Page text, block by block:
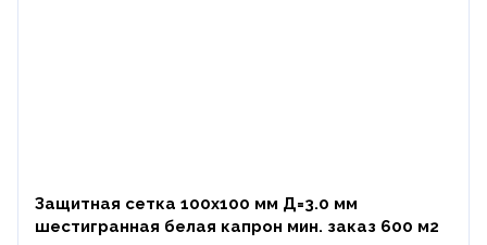
Защитная сетка 100х100 мм Д=3.0 мм
шестигранная белая капрон мин. заказ 600 м2